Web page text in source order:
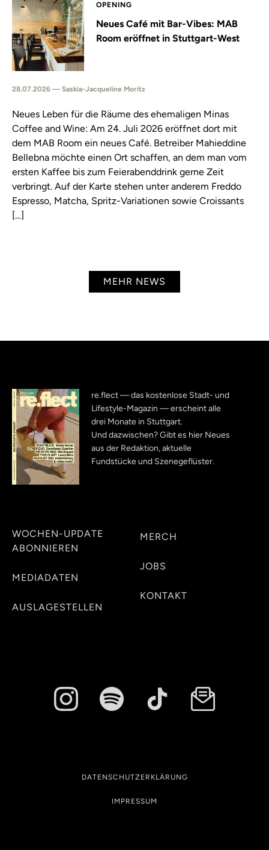
OPENING
Neues Café mit Bar-Vibes: MAB
Room eröffnet in Stuttgart-West
28.07.2026 — Saskia-Jacqueline Moritz
Neues Leben für die Räume des ehemaligen Minas
Coffee and Wine: Am 24. Juli 2026 eröffnet dort mit
dem MAB Room ein neues Café. Betreiber Mahieddine
Bellebna möchte einen Ort schaffen, an dem man vom
ersten Kaffee bis zum Feierabenddrink gerne Zeit
verbringt. Auf der Karte stehen unter anderem Freddo
Espresso, Matcha, Spritz-Variationen sowie Croissants
[…]
MEHR NEWS
re.flect — das kostenlose Stadt- und
Lifestyle-Magazin — erscheint alle
drei Monate in Stuttgart.
Und dazwischen? Gibt es hier Neues
aus der Redaktion, aktuelle
Fundstücke und Szenegeflüster.
WOCHEN-UPDATE
ABONNIEREN
MEDIADATEN
AUSLAGESTELLEN
MERCH
JOBS
KONTAKT
DATENSCHUTZERKLÄRUNG
IMPRESSUM